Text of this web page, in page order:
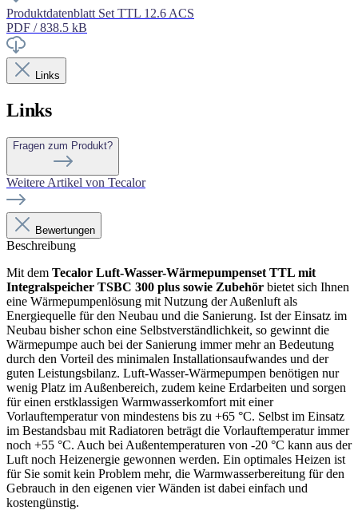
Produktdatenblatt Set TTL 12.6 ACS
PDF / 838.5 kB
Links
Links
Fragen zum Produkt?
Weitere Artikel von Tecalor
Bewertungen
Beschreibung
Mit dem Tecalor Luft-Wasser-Wärmepumpenset TTL mit
Integralspeicher TSBC 300 plus sowie Zubehör bietet sich Ihnen
eine Wärmepumpenlösung mit Nutzung der Außenluft als
Energiequelle für den Neubau und die Sanierung. Ist der Einsatz im
Neubau bisher schon eine Selbstverständlichkeit, so gewinnt die
Wärmepumpe auch bei der Sanierung immer mehr an Bedeutung
durch den Vorteil des minimalen Installationsaufwandes und der
guten Leistungsbilanz. Luft-Wasser-Wärmepumpen benötigen nur
wenig Platz im Außenbereich, zudem keine Erdarbeiten und sorgen
für einen erstklassigen Warmwasserkomfort mit einer
Vorlauftemperatur von mindestens bis zu +65 °C. Selbst im Einsatz
im Bestandsbau mit Radiatoren beträgt die Vorlauftemperatur immer
noch +55 °C. Auch bei Außentemperaturen von -20 °C kann aus der
Luft noch Heizenergie gewonnen werden. Ein optimales Heizen ist
für Sie somit kein Problem mehr, die Warmwasserbereitung für den
Gebrauch in den eigenen vier Wänden ist dabei einfach und
kostengünstig.